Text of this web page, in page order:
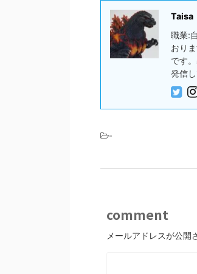
Taisa
職業:
おり
です
発信
-
comment
メールアドレスが公開